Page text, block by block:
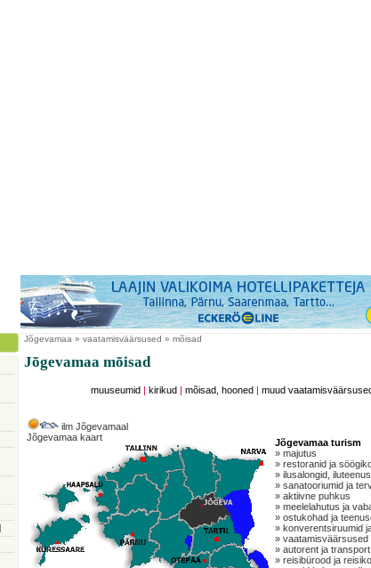
Jõgevamaa » vaatamisväärsused » mõisad
Jõgevamaa mõisad
muuseumid kirikud mõisad, hooned muud
ilm Jõgevamaal
Jõgevamaa kaart
Jõgevamaa turism
» majutus
» restoranid ja
» ilusalongid,
» sanatooriumid ja
» aktiivne puhkus
» meelelahutus ja
» ostukohad ja
» konverentsiruumid
» vaatamisväärsused
» autorent ja transport
» reisibürood ja